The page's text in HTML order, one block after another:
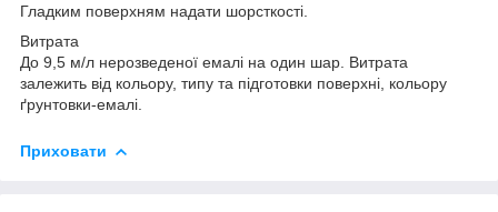
Гладким поверхням надати шорсткості.
Витрата
До 9,5 м/л нерозведеної емалі на один шар. Витрата
залежить від кольору, типу та підготовки поверхні, кольору
ґрунтовки-емалі.
Приховати